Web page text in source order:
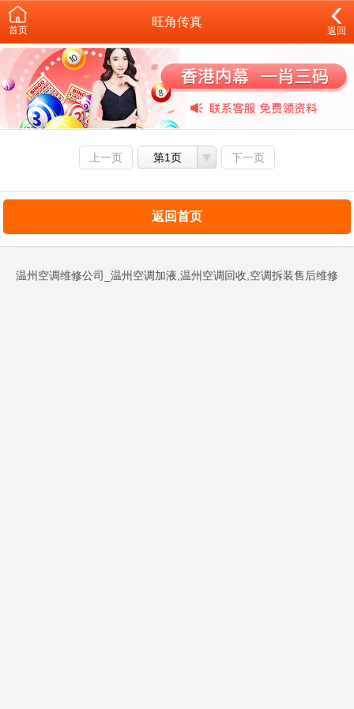
首页
旺角传真
返回
上一页 第1页 下一页
返回首页
温州空调维修公司_温州空调加液,温州空调回收,空调拆装售后维修